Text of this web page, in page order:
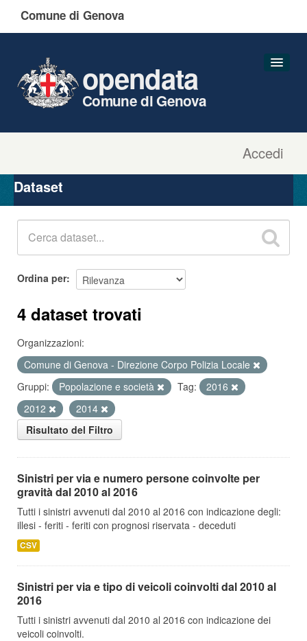
Comune di Genova
Accedi
opendata
Comune di Genova
Organizzazioni
Gruppi
Dataset
Ordina per
4 dataset trovati
Organizzazioni:
Comune di Genova - Direzione Corpo Polizia Locale
Gruppi:
Popolazione e società Tag:
2016
2012
2014
Risultato del Filtro
Sinistri per via e numero persone coinvolte per
gravità dal 2010 al 2016
Tutti i sinistri avvenuti dal 2010 al 2016 con indicazione degli:
illesi - feriti - feriti con prognosi riservata - deceduti
CSV
Sinistri per via e tipo di veicoli coinvolti dal 2010 al
2016
Tutti i sinistri avvenuti dal 2010 al 2016 con indicazione dei
veicoli coinvolti.